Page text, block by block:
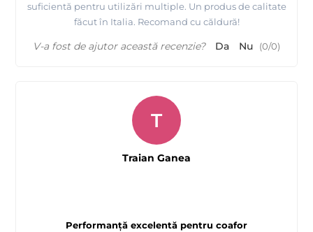
suficientă pentru utilizări multiple. Un produs de calitate
făcut în Italia. Recomand cu căldură!
V-a fost de ajutor această recenzie? Da Nu (0/0)
Performanță excelentă pentru coafor
T
Traian Ganea